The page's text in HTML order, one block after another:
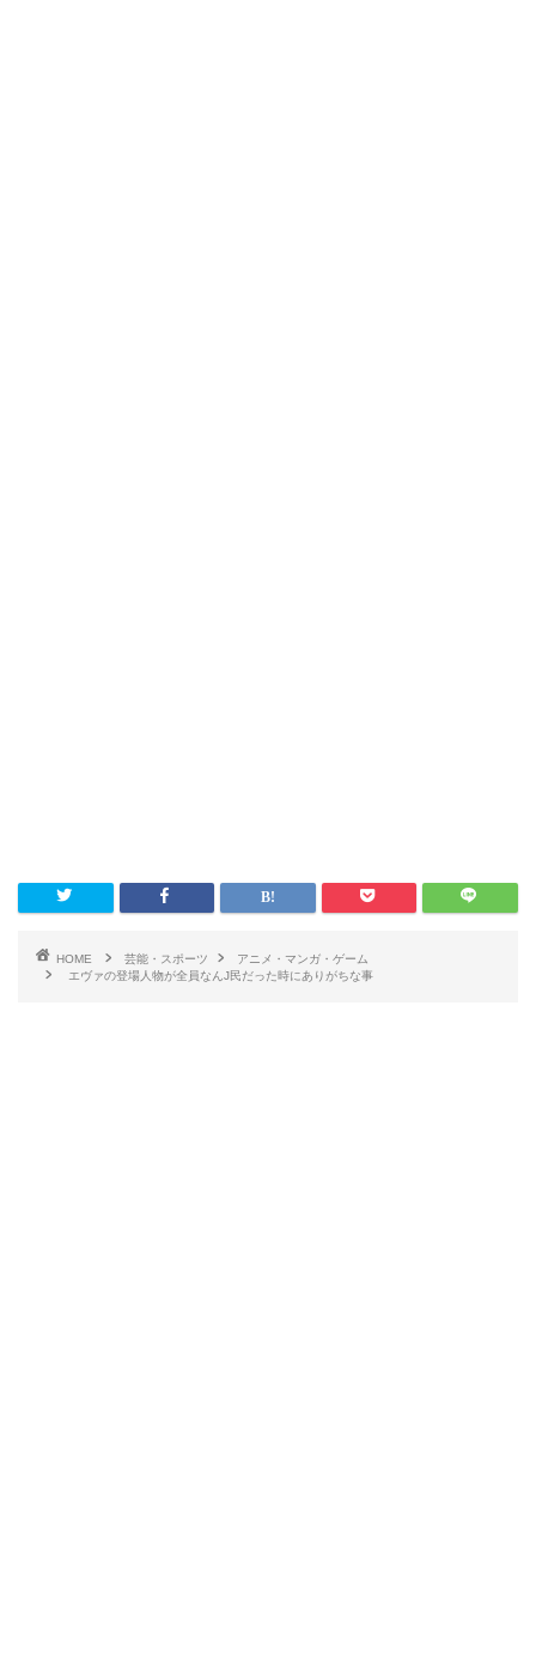
HOME 芸能・スポーツ
アニメ・マンガ・ゲーム
エヴァの登場人物が全員なんJ民だった時にありがちな事